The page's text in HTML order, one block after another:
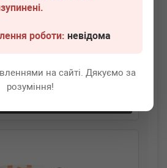
роботи:невідома
на сайті. Дякуємо за
розуміння!
Всі ціни